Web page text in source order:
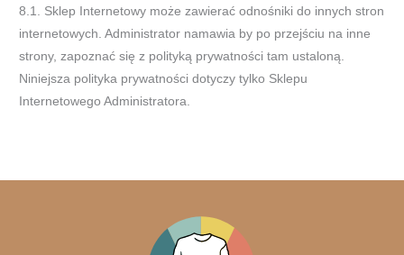
8.1. Sklep Internetowy może zawierać odnośniki do innych stron
internetowych. Administrator namawia by po przejściu na inne
strony, zapoznać się z polityką prywatności tam ustaloną.
Niniejsza polityka prywatności dotyczy tylko Sklepu
Internetowego Administratora.